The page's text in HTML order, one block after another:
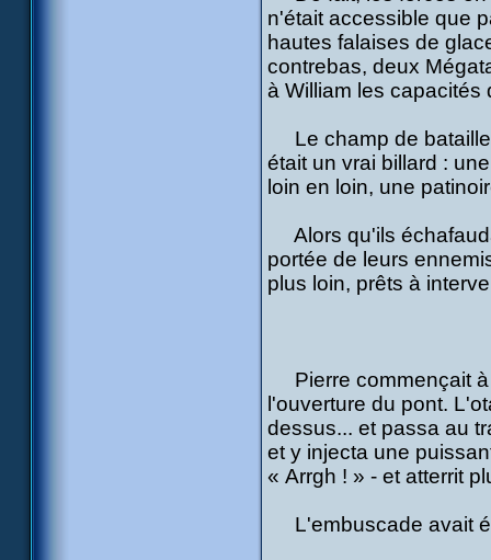
n'était accessible que
hautes falaises de
contrebas, deux
à William les capacités
Le champ de bataille
était un vrai billard :
loin en loin, une
Alors qu'ils
portée de leurs
plus loin, prêts à
Pierre commençait à
l'ouverture du pont.
dessus... et passa au
et y injecta une
« Arrgh ! » - et atterrit
L'embuscade avait